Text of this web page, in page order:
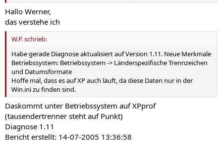
Hallo Werner,
das verstehe ich
W.P. schrieb:
Habe gerade Diagnose aktualisiert auf Version 1.11. Neue Merkmale
Betriebssystem: Betriebssystem -> Länderspezifische Trennzeichen
und Datumsformate
Hoffe mal, dass es auf XP auch läuft, da diese Daten nur in der
Win.ini zu finden sind.
Daskommt unter Betriebssystem auf XPprof
(tausendertrenner steht auf Punkt)
Diagnose 1.11
Bericht erstellt: 14-07-2005 13:36:58